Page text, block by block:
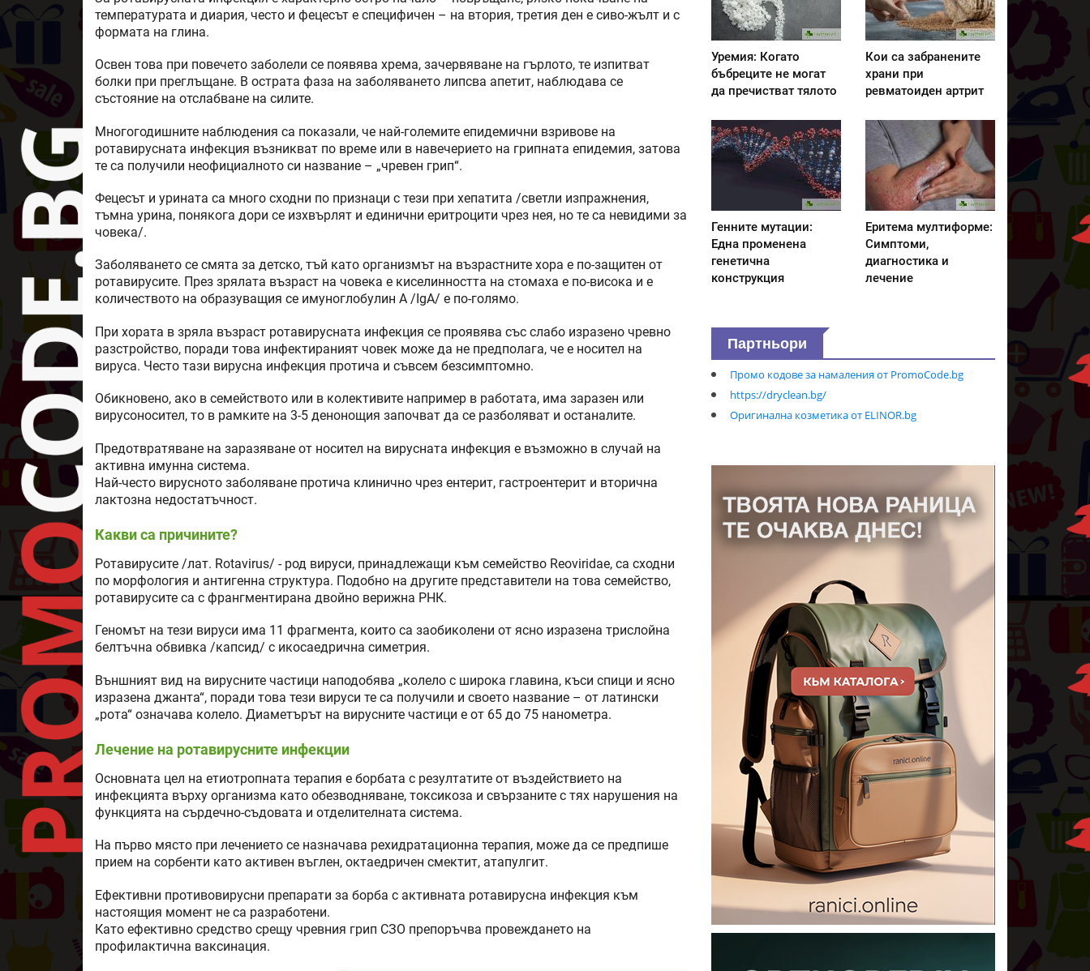
температурата и диария, често и фецесът е специфичен – на втория, третия ден е сиво-жълт и с
формата на глина.
Освен това при повечето заболели се появява хрема, зачервяване на гърлото, те изпитват
болки при преглъщане. В острата фаза на заболяването липсва апетит, наблюдава се
състояние на отслабване на силите.
Многогодишните наблюдения са показали, че най-големите епидемични взривове на
ротавирусната инфекция възникват по време или в навечерието на грипната епидемия, затова
те са получили неофициалното си название – „чревен грип“.
Фецесът и урината са много сходни по признаци с тези при хепатита /светли изпражнения,
тъмна урина, понякога дори се изхвърлят и единични еритроцити чрез нея, но те са невидими за
човека/.
Заболяването се смята за детско, тъй като организмът на възрастните хора е по-защитен от
ротавирусите. През зрялата възраст на човека е киселинността на стомаха е по-висока и е
количеството на образуващия се имуноглобулин А /IgA/ е по-голямо.
При хората в зряла възраст ротавирусната инфекция се проявява със слабо изразено чревно
разстройство, поради това инфектираният човек може да не предполага, че е носител на
вируса. Често тази вирусна инфекция протича и съвсем безсимптомно.
Обикновено, ако в семейството или в колективите например в работата, има заразен или
вирусоносител, то в рамките на 3-5 денонощия започват да се разболяват и останалите.
Предотвратяване на заразяване от носител на вирусната инфекция е възможно в случай на
активна имунна система.
Най-често вирусното заболяване протича клинично чрез ентерит, гастроентерит и вторична
лактозна недостатъчност.
Какви са причините?
Ротавирусите /лат. Rotavirus/ - род вируси, принадлежащи към семейство Reoviridae, са сходни
по морфология и антигенна структура. Подобно на другите представители на това семейство,
ротавирусите са с франгментирана двойно верижна РНК.
Геномът на тези вируси има 11 фрагмента, които са заобиколени от ясно изразена трислойна
белтъчна обвивка /капсид/ с икосаедрична симетрия.
Външният вид на вирусните частици наподобява „колело с широка главина, къси спици и ясно
изразена джанта“, поради това тези вируси те са получили и своето название – от латински
„рота“ означава колело. Диаметърът на вирусните частици е от 65 до 75 нанометра.
Лечение на ротавирусните инфекции
Основната цел на етиотропната терапия е борбата с резултатите от въздействието на
инфекцията върху организма като обезводняване, токсикоза и свързаните с тях нарушения на
функцията на сърдечно-съдовата и отделителната система.
На първо място при лечението се назначава рехидратационна терапия, може да се предпише
прием на сорбенти като активен въглен, октаедричен смектит, атапулгит.
Ефективни противовирусни препарати за борба с активната ротавирусна инфекция към
настоящия момент не са разработени.
Като ефективно средство срещу чревния грип СЗО препоръчва провеждането на
профилактична ваксинация.
Уремия: Когато
бъбреците не могат
да пречистват тялото
Кои са забранените
храни при
ревматоиден артрит
Генните мутации:
Една променена
генетична
конструкция
Еритема мултиформе:
Симптоми,
диагностика и
лечение
Партньори
Промо кодове за намаления от PromoCode.bg
https://dryclean.bg/
Оригинална козметика от ELINOR.bg